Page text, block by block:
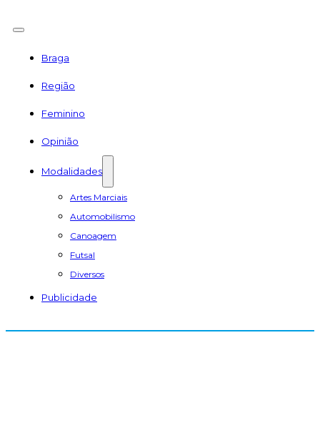
Braga
Região
Feminino
Opinião
Modalidades
Artes Marciais
Automobilismo
Canoagem
Futsal
Diversos
Publicidade